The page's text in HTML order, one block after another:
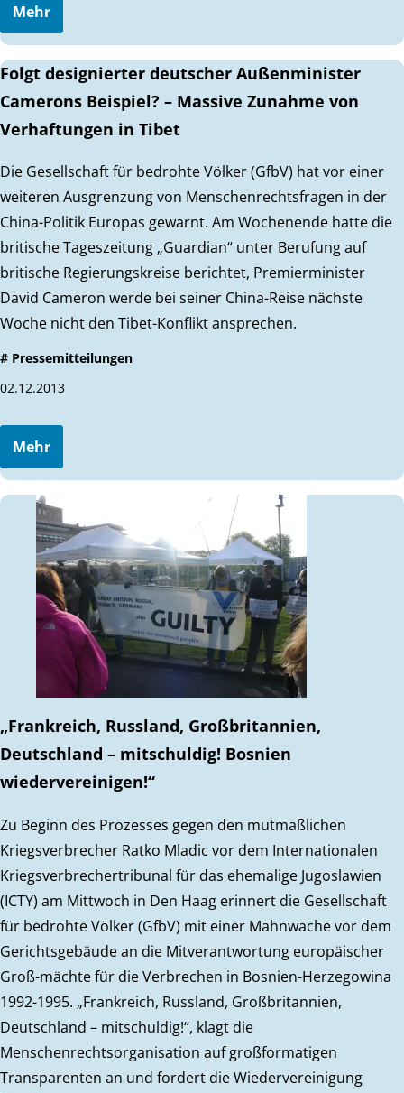
Mehr
Folgt designierter deutscher Außenminister
Camerons Beispiel? – Massive Zunahme von
Verhaftungen in Tibet
Die Gesellschaft für bedrohte Völker (GfbV) hat vor einer
weiteren Ausgrenzung von Menschenrechtsfragen in der
China-Politik Europas gewarnt. Am Wochenende hatte die
britische Tageszeitung „Guardian“ unter Berufung auf
britische Regierungskreise berichtet, Premierminister
David Cameron werde bei seiner China-Reise nächste
Woche nicht den Tibet-Konflikt ansprechen.
# Pressemitteilungen
02.12.2013
Mehr
„Frankreich, Russland, Großbritannien,
Deutschland – mitschuldig! Bosnien
wiedervereinigen!“
Zu Beginn des Prozesses gegen den mutmaßlichen
Kriegsverbrecher Ratko Mladic vor dem Internationalen
Kriegsverbrechertribunal für das ehemalige Jugoslawien
(ICTY) am Mittwoch in Den Haag erinnert die Gesellschaft
für bedrohte Völker (GfbV) mit einer Mahnwache vor dem
Gerichtsgebäude an die Mitverantwortung europäischer
Groß-mächte für die Verbrechen in Bosnien-Herzegowina
1992-1995. „Frankreich, Russland, Großbritannien,
Deutschland – mitschuldig!“, klagt die
Menschenrechtsorganisation auf großformatigen
Transparenten an und fordert die Wiedervereinigung